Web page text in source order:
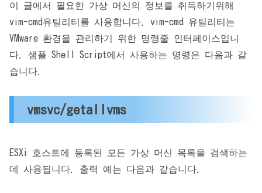
이 글에서 필요한 가상 머신의 정보를 취득하기위해
vim-cmd유틸리티를 사용합니다. vim-cmd 유틸리티는
VMware 환경을 관리하기 위한 명령줄 인터페이스입니
다. 샘플 Shell Script에서 사용하는 명령은 다음과 같
습니다.
vmsvc/getallvms
ESXi 호스트에 등록된 모든 가상 머신 목록을 검색하는
데 사용됩니다. 출력 예는 다음과 같습니다.